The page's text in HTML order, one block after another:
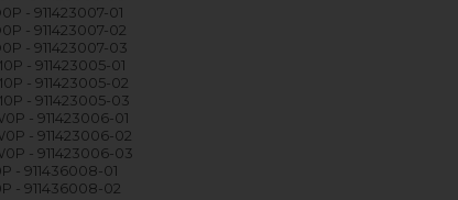
- 911423007-01
- 911423007-02
- 911423007-03
- 911423005-01
- 911423005-02
- 911423005-03
- 911423006-01
- 911423006-02
- 911423006-03
- 911436008-01
- 911436008-02